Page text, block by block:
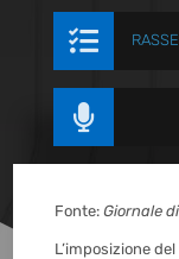


Fonte:Giornale
L’imposizione